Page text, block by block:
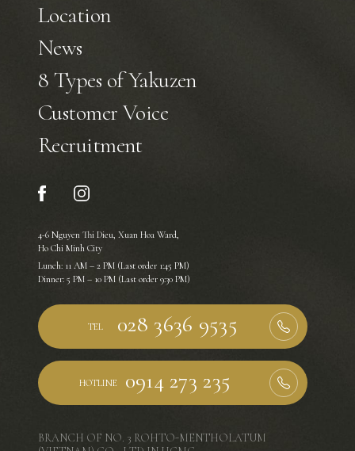
Location
News
8 Types of Yakuzen
Customer Voice
Recruitment
4-6 Nguyen Thi Dieu, Xuan Hoa Ward,
Ho Chi Minh City
Lunch: 11 AM – 2 PM (Last order 1:45 PM)
Dinner: 5 PM – 10 PM (Last order 9:30 PM)
TEL
HOTLINE
BRANCH OF NO. 3 ROHTO-MENTHOLATUM